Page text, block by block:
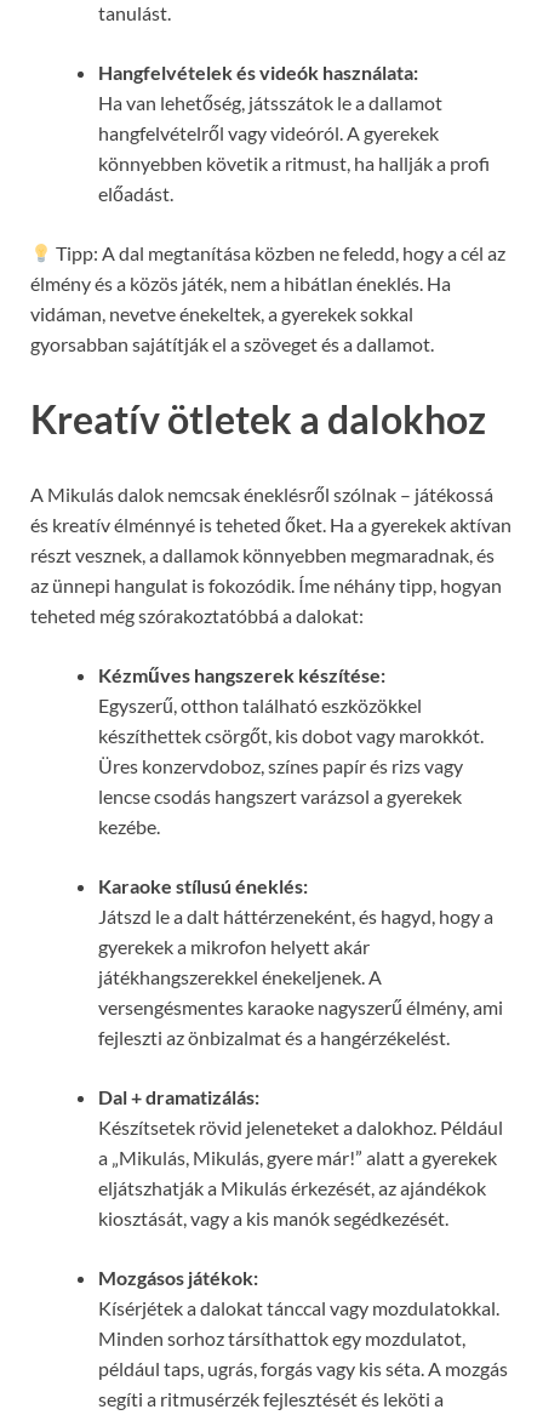
tanulást.
Hangfelvételek és videók használata:
Ha van lehetőség, játsszátok le a dallamot
hangfelvételről vagy videóról. A gyerekek
könnyebben követik a ritmust, ha hallják a profi
előadást.
Tipp: A dal megtanítása közben ne feledd, hogy a cél az
élmény és a közös játék, nem a hibátlan éneklés. Ha
vidáman, nevetve énekeltek, a gyerekek sokkal
gyorsabban sajátítják el a szöveget és a dallamot.
Kreatív ötletek a dalokhoz
A Mikulás dalok nemcsak éneklésről szólnak – játékossá
és kreatív élménnyé is teheted őket. Ha a gyerekek aktívan
részt vesznek, a dallamok könnyebben megmaradnak, és
az ünnepi hangulat is fokozódik. Íme néhány tipp, hogyan
teheted még szórakoztatóbbá a dalokat:
Kézműves hangszerek készítése:
Egyszerű, otthon található eszközökkel
készíthettek csörgőt, kis dobot vagy marokkót.
Üres konzervdoboz, színes papír és rizs vagy
lencse csodás hangszert varázsol a gyerekek
kezébe.
Karaoke stílusú éneklés:
Játszd le a dalt háttérzeneként, és hagyd, hogy a
gyerekek a mikrofon helyett akár
játékhangszerekkel énekeljenek. A
versengésmentes karaoke nagyszerű élmény, ami
fejleszti az önbizalmat és a hangérzékelést.
Dal + dramatizálás:
Készítsetek rövid jeleneteket a dalokhoz. Például
a „Mikulás, Mikulás, gyere már!” alatt a gyerekek
eljátszhatják a Mikulás érkezését, az ajándékok
kiosztását, vagy a kis manók segédkezését.
Mozgásos játékok:
Kísérjétek a dalokat tánccal vagy mozdulatokkal.
Minden sorhoz társíthattok egy mozdulatot,
például taps, ugrás, forgás vagy kis séta. A mozgás
segíti a ritmusérzék fejlesztését és leköti a